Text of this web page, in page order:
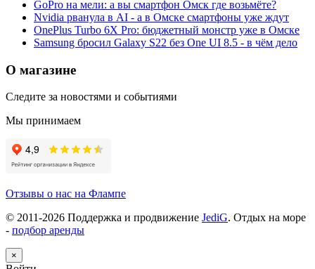
GoPro на мели: а вы смартфон Омск где возьмёте?
Nvidia рванула в AI - а в Омске смартфоны уже ждут
OnePlus Turbo 6X Pro: бюджетный монстр уже в Омске
Samsung бросил Galaxy S22 без One UI 8.5 - в чём дело
О магазине
Следите за новостями и событиями
Мы принимаем
Отзывы о нас на Флампе
© 2011-2026 Поддержка и продвижение JediG. Отдых на море
- подбор аренды
×